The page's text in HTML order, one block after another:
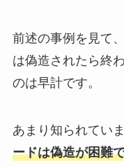
前述の事例を見て
は偽造されたら終
のは早計です。
あまり知られてい
ードは偽造が困難